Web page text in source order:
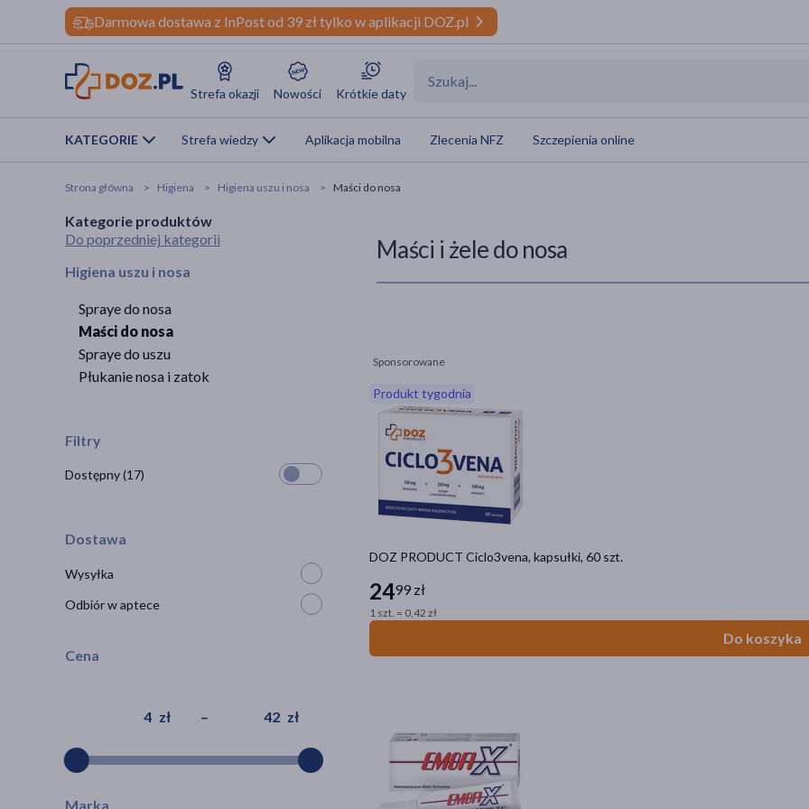
Darmowa dostawa z InPost od 39 zł tylko w aplikacji DOZ.pl
Strefa okazji Nowości Krótkie daty
KATEGORIE Strefa wiedzy Aplikacja mobilna Zlecenia NFZ Szczepienia online
Strona główna Higiena Higiena uszu i nosa Maści do nosa
Maści i żele do nosa
Sponsorowane
Produkt tygodnia
DOZ PRODUCT Ciclo3vena, kapsułki, 60 szt.
2499 zł
1 szt. = 0,42 zł
Do koszyka
Kategorie produktów
Do poprzedniej kategorii
Higiena uszu i nosa
Spraye do nosa
Maści do nosa
Spraye do uszu
Płukanie nosa i zatok
Filtry
Dostępny(17)
Dostawa
Wysyłka
Odbiór w aptece
Cena
zł – zł
Marka